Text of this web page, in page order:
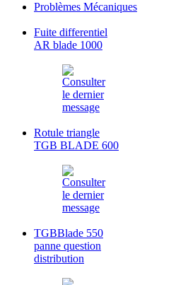
Problèmes Mécaniques
Fuite differentiel
AR blade 1000
Rotule triangle
TGB BLADE 600
TGBBlade 550
panne question
distribution